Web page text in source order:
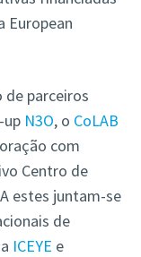
European
de parceiros
up N3O, o CoLAB
com
Centro de
estes juntam-se
de
ICEYE e